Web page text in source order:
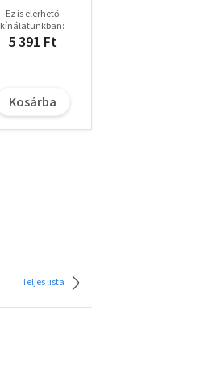
Ez is elérhető
kínálatunkban:
5 391 Ft
Kosárba
Teljes lista